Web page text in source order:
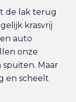
de lak terug
krasvrij
auto
onze
Maar
en scheelt